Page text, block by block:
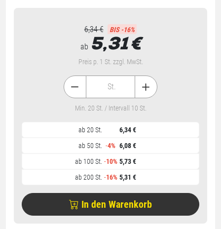
6,34 € BIS -16%
ab 5,31 €
Preis p. 1 St. zzgl. MwSt.
ab 20 St.
6,34 €
ab 50 St.
-4% 6,08 €
ab 100 St. -10% 5,73 €
ab 200 St. -16% 5,31 €
St.
Min. 20 St. / Intervall 10 St.
In den Warenkorb